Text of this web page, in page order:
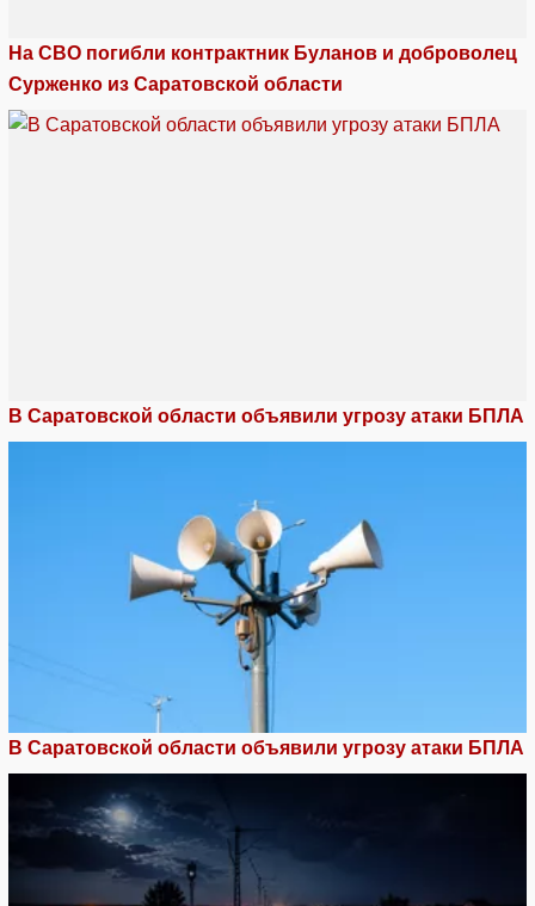
На СВО погибли контрактник Буланов и доброволец
Сурженко из Саратовской области
В Саратовской области объявили угрозу атаки БПЛА
В Саратовской области объявили угрозу атаки БПЛА